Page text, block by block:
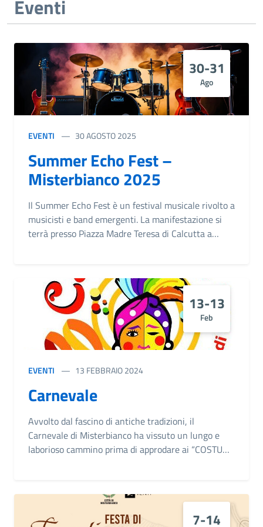
dettagli consultare l'allegato in coda.
Eventi
30-31
Ago
EVENTI 30 AGOSTO 2025
Summer Echo Fest –
Misterbianco 2025
Il Summer Echo Fest è un festival musicale rivolto a
musicisti e band emergenti. La manifestazione si
terrà presso Piazza Madre Teresa di Calcutta a
13-13
Feb
EVENTI 13 FEBBRAIO 2024
Carnevale
Avvolto dal fascino di antiche tradizioni, il
Carnevale di Misterbianco ha vissuto un lungo e
laborioso cammino prima di approdare ai “COSTUMI
mosaico che ha dato alla più genuina “festa di
popolo” precise identità di costume. Sito Ufficiale
7-14